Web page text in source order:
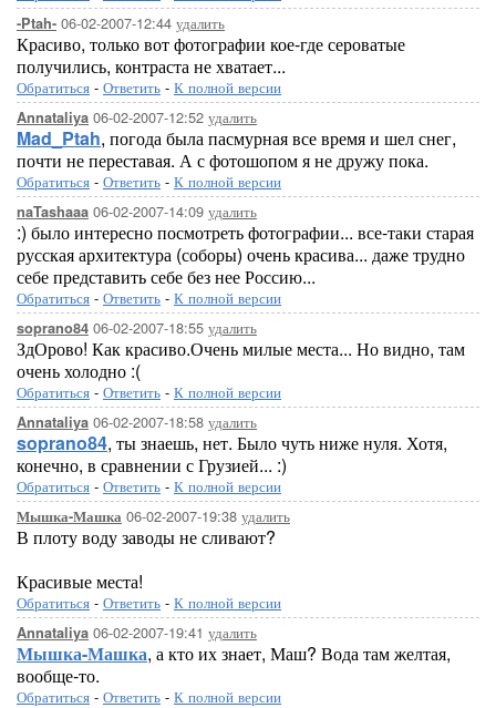
-Ptah- 06-02-2007-12:44 удалить
Красиво, только вот фотографии кое-где сероватые
получились, контраста не хватает...
Обратиться - Ответить - К полной версии
Annataliya 06-02-2007-12:52 удалить
Mad_Ptah, погода была пасмурная все время и шел снег,
почти не переставая. А с фотошопом я не дружу пока.
Обратиться - Ответить - К полной версии
naTashaaa 06-02-2007-14:09 удалить
:) было интересно посмотреть фотографии... все-таки старая
русская архитектура (соборы) очень красива... даже трудно
себе представить себе без нее Россию...
Обратиться - Ответить - К полной версии
soprano84 06-02-2007-18:55 удалить
ЗдОрово! Как красиво.Очень милые места... Но видно, там
очень холодно :(
Обратиться - Ответить - К полной версии
Annataliya 06-02-2007-18:58 удалить
soprano84, ты знаешь, нет. Было чуть ниже нуля. Хотя,
конечно, в сравнении с Грузией... :)
Обратиться - Ответить - К полной версии
Мышка-Машка 06-02-2007-19:38 удалить
В плоту воду заводы не сливают?
Красивые места!
Обратиться - Ответить - К полной версии
Annataliya 06-02-2007-19:41 удалить
Мышка-Машка, а кто их знает, Маш? Вода там желтая,
вообще-то.
Обратиться - Ответить - К полной версии